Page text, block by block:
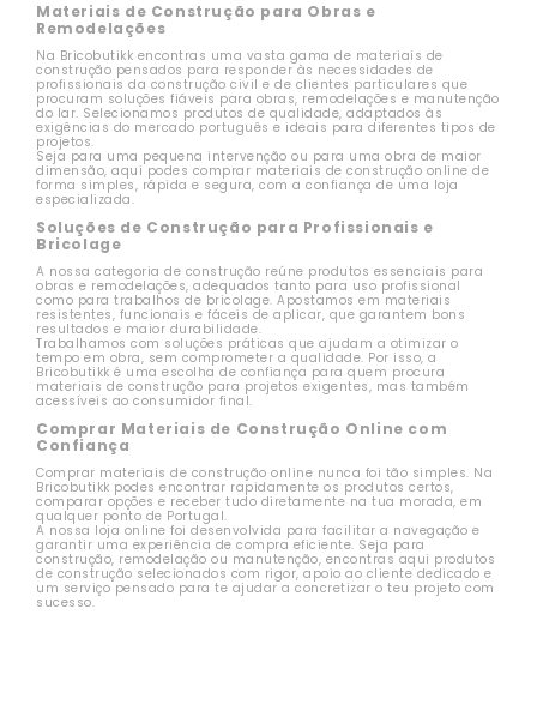
Materiais de Construção para Obras e
Remodelações
Na Bricobutikk encontras uma vasta gama de materiais de
construção pensados para responder às necessidades de
profissionais da construção civil e de clientes particulares que
procuram soluções fiáveis para obras, remodelações e manutenção
do lar. Selecionamos produtos de qualidade, adaptados às
exigências do mercado português e ideais para diferentes tipos de
projetos.
Seja para uma pequena intervenção ou para uma obra de maior
dimensão, aqui podes comprar materiais de construção online de
forma simples, rápida e segura, com a confiança de uma loja
especializada.
Soluções de Construção para Profissionais e
Bricolage
A nossa categoria de construção reúne produtos essenciais para
obras e remodelações, adequados tanto para uso profissional
como para trabalhos de bricolage. Apostamos em materiais
resistentes, funcionais e fáceis de aplicar, que garantem bons
resultados e maior durabilidade.
Trabalhamos com soluções práticas que ajudam a otimizar o
tempo em obra, sem comprometer a qualidade. Por isso, a
Bricobutikk é uma escolha de confiança para quem procura
materiais de construção para projetos exigentes, mas também
acessíveis ao consumidor final.
Comprar Materiais de Construção Online com
Confiança
Comprar materiais de construção online nunca foi tão simples. Na
Bricobutikk podes encontrar rapidamente os produtos certos,
comparar opções e receber tudo diretamente na tua morada, em
qualquer ponto de Portugal.
A nossa loja online foi desenvolvida para facilitar a navegação e
garantir uma experiência de compra eficiente. Seja para
construção, remodelação ou manutenção, encontras aqui produtos
de construção selecionados com rigor, apoio ao cliente dedicado e
um serviço pensado para te ajudar a concretizar o teu projeto com
sucesso.